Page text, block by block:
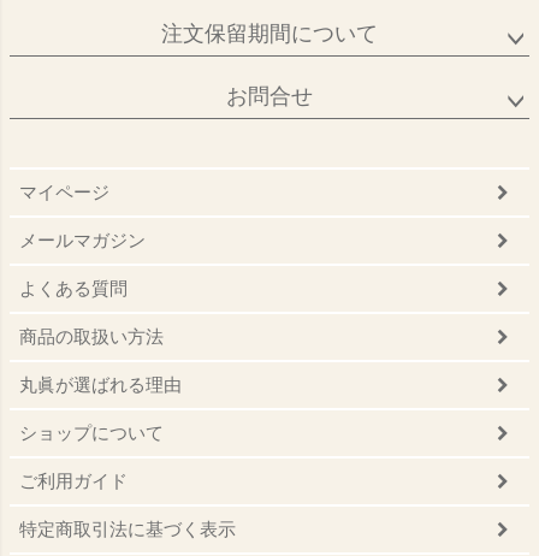
注文保留期間について
お問合せ
マイページ
メールマガジン
よくある質問
商品の取扱い方法
丸眞が選ばれる理由
ショップについて
ご利用ガイド
特定商取引法に基づく表示